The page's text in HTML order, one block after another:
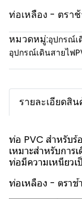
ท่อเหลือง - ตรา
หมวดหมู่:อุปกรณ์เ
อุปกรณ์เดินสายไฟ
รายละเอียดสิน
ท่อ PVC สำหรับ
เหมาะสำหรับการ
ท่อมีความเหนียว
ท่อเหลือง - ตรา